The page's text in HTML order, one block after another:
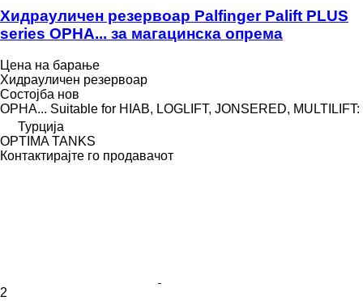
Хидрауличен резервоар Palfinger Palift PLUS
series OPHA... за магацинска опрема
Цена на барање
Хидрауличен резервоар
Состојба нов
OPHA... Suitable for HIAB, LOGLIFT, JONSERED, MULTILIFT:
Турција
OPTIMA TANKS
Контактирајте го продавачот
2